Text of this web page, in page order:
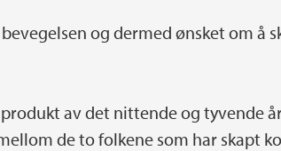
og dermed ønsket om å
av det nittende og tyvende
de to folkene som har skapt